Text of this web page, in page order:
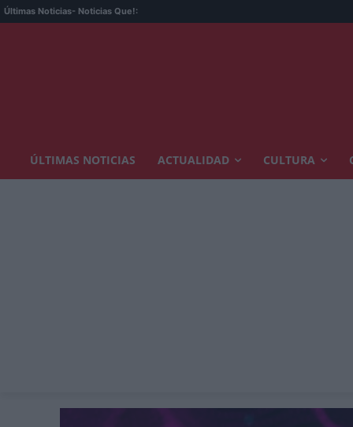
Últimas Noticias- Noticias Que!:
ÚLTIMAS NOTICIAS ACTUALIDAD CULTURA